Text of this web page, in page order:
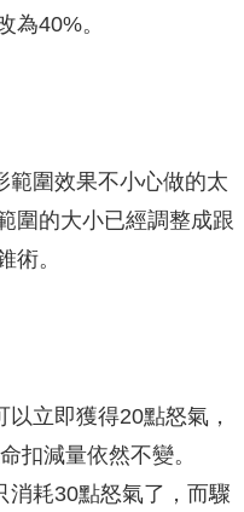
為40%。
圍效果不小心做的太
圍的大小已經調整成跟
術。
立即獲得20點怒氣，
扣減量依然不變。
耗30點怒氣了，而驟